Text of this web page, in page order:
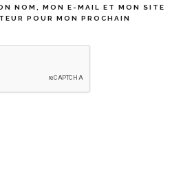
NOM, MON E-MAIL ET MON SITE
POUR MON PROCHAIN